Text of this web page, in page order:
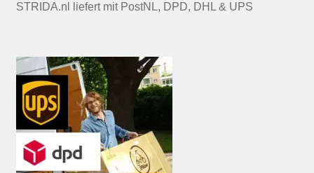
STRIDA.nl liefert mit PostNL, DPD, DHL & UPS